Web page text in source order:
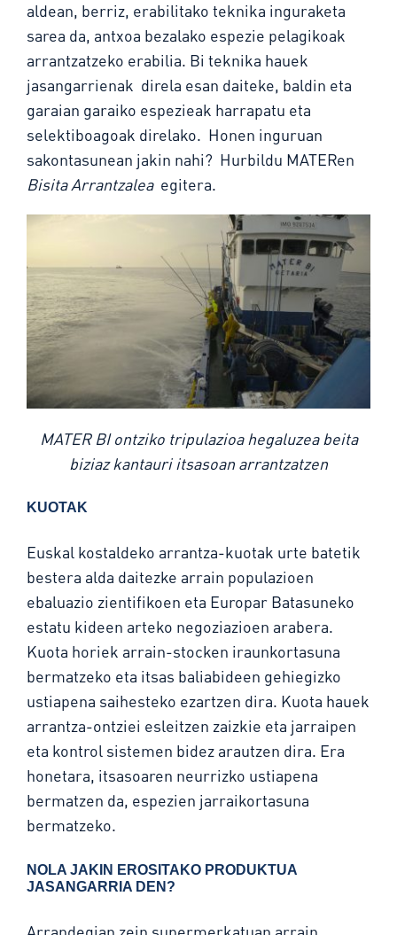
aldean, berriz, erabilitako teknika inguraketa
sarea da, antxoa bezalako espezie pelagikoak
arrantzatzeko erabilia. Bi teknika hauek
jasangarrienak direla esan daiteke, baldin eta
garaian garaiko espezieak harrapatu eta
selektiboagoak direlako. Honen inguruan
sakontasunean jakin nahi? Hurbildu MATERen
Bisita Arrantzalea egitera.
MATER BI ontziko tripulazioa hegaluzea beita
biziaz kantauri itsasoan arrantzatzen
KUOTAK
Euskal kostaldeko arrantza-kuotak urte batetik
bestera alda daitezke arrain populazioen
ebaluazio zientifikoen eta Europar Batasuneko
estatu kideen arteko negoziazioen arabera.
Kuota horiek arrain-stocken iraunkortasuna
bermatzeko eta itsas baliabideen gehiegizko
ustiapena saihesteko ezartzen dira. Kuota hauek
arrantza-ontziei esleitzen zaizkie eta jarraipen
eta kontrol sistemen bidez arautzen dira. Era
honetara, itsasoaren neurrizko ustiapena
bermatzen da, espezien jarraikortasuna
bermatzeko.
NOLA JAKIN EROSITAKO PRODUKTUA
JASANGARRIA DEN?
Arrandegian zein supermerkatuan arrain